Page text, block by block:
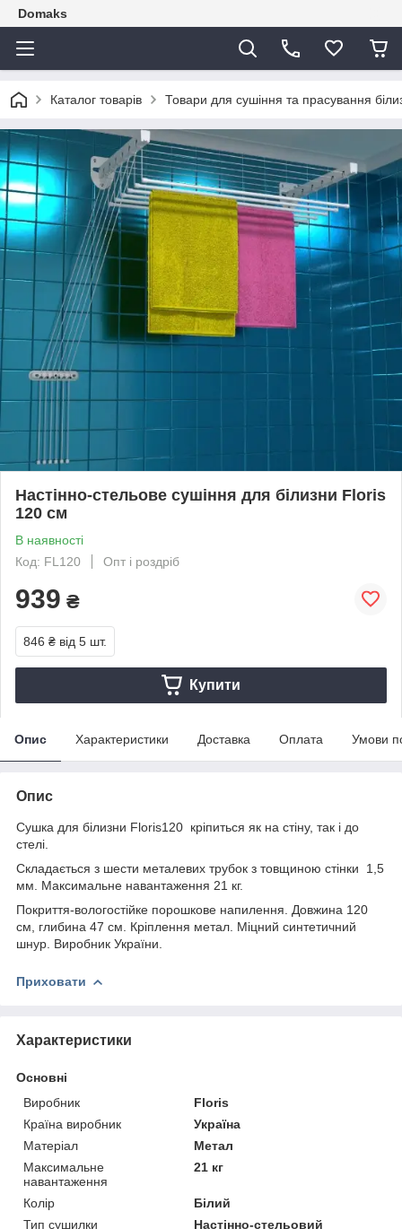
Domaks
Каталог товарів Товари для сушіння та прасування
Настінно-стельове сушіння для білизни Floris
120 см
В наявності
Код: FL120
Опт і роздріб
939 ₴
846 ₴ від 5 шт.
Купити
Опис Характеристики Доставка Оплата Умови
Опис
Сушка для білизни Floris120 кріпиться як на стіну, так і до
стелі.
Складається з шести металевих трубок з товщиною стінки 1,5
мм. Максимальне навантаження 21 кг.
Покриття-вологостійке порошкове напилення. Довжина 120
см, глибина 47 см. Кріплення метал. Міцний синтетичний
шнур. Виробник України.
Приховати
Характеристики
Основні
Виробник
Floris
Країна виробник
Україна
Матеріал
Метал
Максимальне
навантаження
21 кг
Колір
Білий
Тип сушилки
Настінно-стельовий